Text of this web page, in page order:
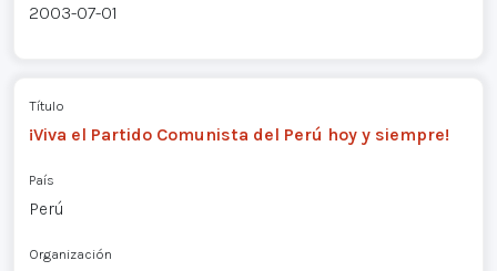
2003-07-01
Título
¡Viva el Partido Comunista del Perú hoy y siempre!
País
Perú
Organización